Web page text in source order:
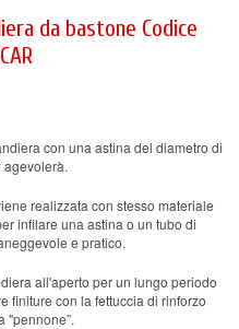
da bastone Codice
con una astina del diametro di
agevolerà.
realizzata con stesso materiale
infilare una astina o un tubo di
e pratico.
all'aperto per un lungo periodo
finiture con la fettuccia di rinforzo
"pennone”.